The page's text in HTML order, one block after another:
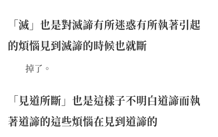
「滅」也是對滅諦有所迷惑有所執著引起
的煩惱見到滅諦的時候也就斷
掉了。
「見道所斷」也是這樣子不明白道諦而執
著道諦的這些煩惱在見到道諦的